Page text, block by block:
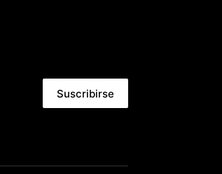
Suscribirse